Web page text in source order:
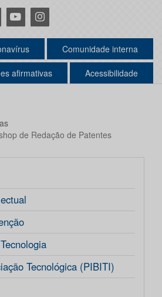
YoutubeInstagram
Comunidade interna
afirmativas Acessibilidade
de Redação de Patentes
Tecnológica (PIBITI)